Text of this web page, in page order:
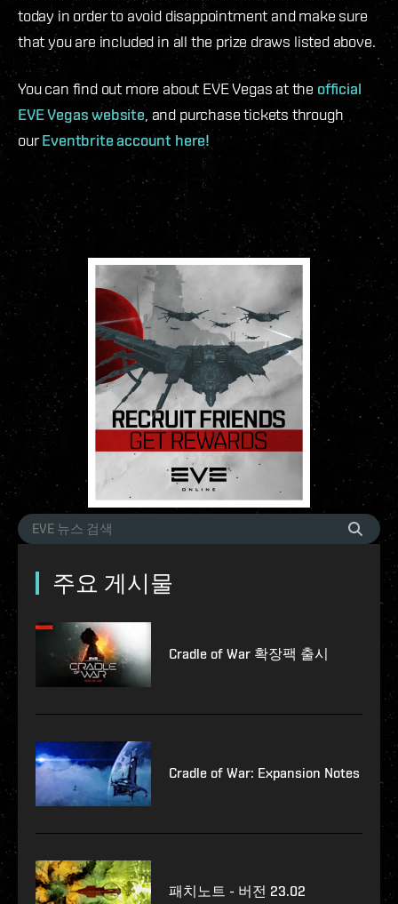
today in order to avoid disappointment and make sure
that you are included in all the prize draws listed above.
You can find out more about EVE Vegas at the official
EVE Vegas website , and purchase tickets through
ourEventbrite account here!
주요 게시물
Cradle of War 확장팩 출시
Cradle of War: Expansion Notes
패치노트 - 버전 23.02